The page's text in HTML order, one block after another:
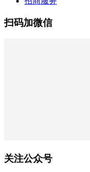
扫码加微信
关注公众号